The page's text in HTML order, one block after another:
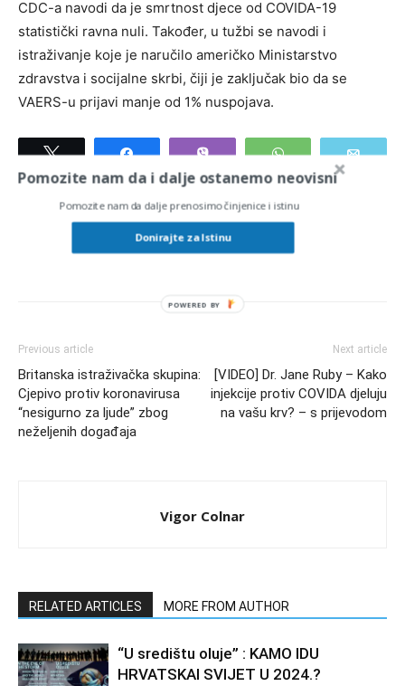
CDC-a navodi da je smrtnost djece od COVIDA-19
statistički ravna nuli. Također, u tužbi se navodi i
istraživanje koje je naručilo američko Ministarstvo
zdravstva i socijalne skrbi, čiji je zaključak bio da se
VAERS-u prijavi manje od 1% nuspojava.
Tweet Share Vibe WhatsApp Email
Previous article
Britanska istraživačka skupina:
Cjepivo protiv koronavirusa
“nesigurno za ljude” zbog
neželjenih događaja
Next article
[VIDEO] Dr. Jane Ruby – Kako
injekcije protiv COVIDA djeluju
na vašu krv? – s prijevodom
Vigor Colnar
RELATED ARTICLES MORE FROM AUTHOR
“U središtu oluje” : KAMO IDU
HRVATSKAI SVIJET U 2024.?
Pomozite nam da i dalje ostanemo neovisni
Pomozite nam da dalje prenosimo činjenice i istinu
Donirajte za Istinu